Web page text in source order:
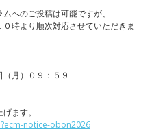
へのご投稿は可能ですが、
時より順次対応させていただきま
月）０９：５９
ます。
notice-obon2026